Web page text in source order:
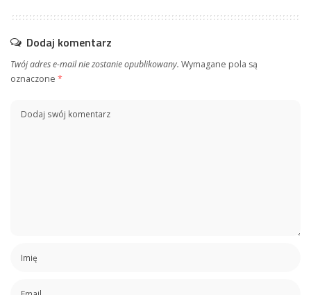
Dodaj komentarz
Twój adres e-mail nie zostanie opublikowany. Wymagane pola są
oznaczone *